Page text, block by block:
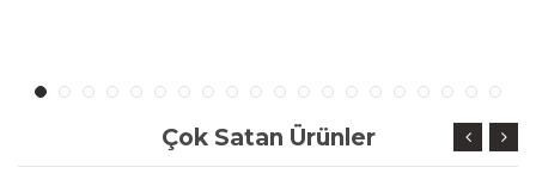
Çok Satan Ürünler